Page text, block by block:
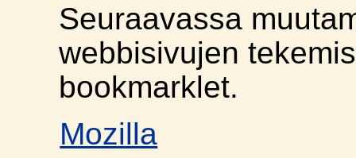
Seuraavassa
webbisivujen
bookmarklet.
Mozilla